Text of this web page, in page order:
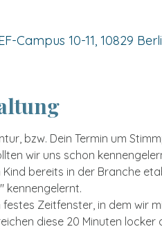
Campus 10-11, 10829
bzw. Dein Termin um
wir uns schon
bereits in der Branche
kennengelernt.
festes Zeitfenster, in dem wir
diese 20 Minuten locker